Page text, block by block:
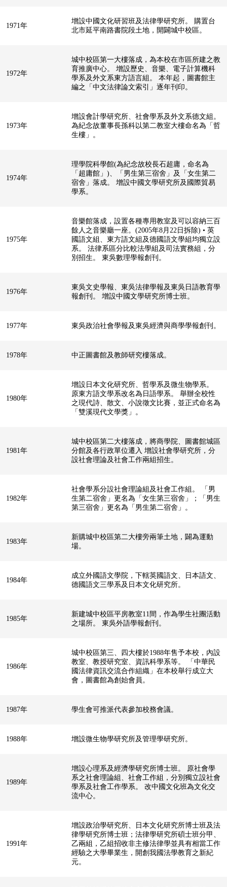
1971年
增設中國文化研習班及法律學研究所。 購置台
北市延平南路書院段土地，開闢城中校區。
1972年
城中校區第一大樓落成，為本校在市區所建之教
育推廣中心。 增設歷史、音樂、電子計算機科
學系及外文系東方語言組。 本年起，圖書館主
編之「中文法律論文索引」逐年刊印。
1973年
增設會計學研究所、社會學系及外文系德文組。
為紀念故董事長孫科以第二教室大樓命名為「哲
生樓」。
1974年
理學院科學館(為紀念故校長石超庸，命名為
「超庸館」)、「男生第三宿舍」及「女生第二
宿舍」落成。 增設中國文學研究所及國際貿易
學系。
1975年
音樂館落成，設置各種專用教室及可以容納三百
餘人之音樂廳一座。(2005年8月22日拆除) • 英
國語文組、東方語文組及德國語文學組均獨立設
系。 法律系區分比較法學組及司法實務組，分
別招生。 東吳數理學報創刊。
1976年
東吳文史學報、東吳法律學報及東吳日語教育學
報創刊。 增設中國文學研究所博士班。
1977年 東吳政治社會學報及東吳經濟與商學學報創刊。
1978年 中正圖書館及教師研究樓落成。
1980年
增設日本文化研究所、哲學系及微生物學系。
原東方語文學系改名為日語學系。 舉辦全校性
之現代詩、散文、小說徵文比賽，並正式命名為
「雙溪現代文學獎」。
1981年
城中校區第二大樓落成，將商學院、圖書館城區
分館及各行政單位遷入 增設社會學研究所，分
設社會理論及社會工作兩組招生。
1982年
社會學系分設社會理論組及社會工作組。 「男
生第二宿舍」更名為「女生第三宿舍」；「男生
第三宿舍」更名為「男生第二宿舍」。
1983年
新購城中校區第二大樓旁兩筆土地，闢為運動
場。
1984年
成立外國語文學院，下轄英國語文、日本語文、
德國語文三學系及日本文化研究所。
1985年
新建城中校區平房教室11間，作為學生社團活動
之場所。 東吳外語學報創刊。
1986年
城中校區第三、四大樓於1988年售予本校，內設
教室、教授研究室、資訊科學系等。 「中華民
國法律資訊交流合作組織」在本校舉行成立大
會，圖書館為創始會員。
1987年 學生會可推派代表參加校務會議。
1988年 增設微生物學研究所及管理學研究所。
1989年
增設心理系及經濟學研究所博士班。 原社會學
系之社會理論組、社會工作組，分別獨立設社會
學系及社會工作學系。 改中國文化班為文化交
流中心。
1991年
增設政治學研究所、日本文化研究所博士班及法
律學研究所博士班；法律學研究所碩士班分甲、
乙兩組，乙組招收非主修法律學並具有相當工作
經驗之大學畢業生，開創我國法學教育之新紀
元。